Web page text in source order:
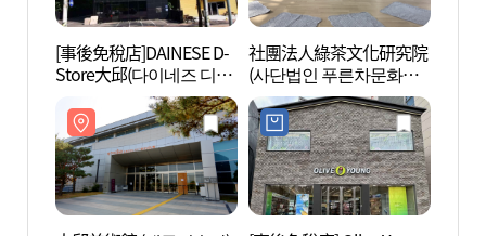
[事後免稅店]DAINESE D-
Store大邱(다이네즈 디스
社團法人綠茶文化研究院
(사단법인 푸른차문화연
구원)